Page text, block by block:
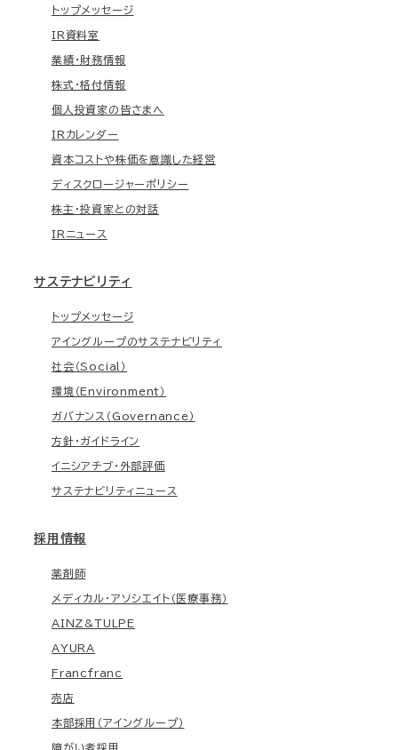
トップメッセージ
IR資料室
業績・財務情報
株式・格付情報
個人投資家の皆さまへ
IRカレンダー
資本コストや株価を意識した経営
ディスクロージャーポリシー
株主・投資家との対話
IRニュース
サステナビリティ
トップメッセージ
アイングループのサステナビリティ
社会（Social）
環境（Environment）
ガバナンス（Governance）
方針・ガイドライン
イニシアチブ・外部評価
サステナビリティニュース
採用情報
薬剤師
メディカル・アソシエイト（医療事務）
AINZ&TULPE
AYURA
Francfranc
売店
本部採用（アイングループ）
障がい者採用